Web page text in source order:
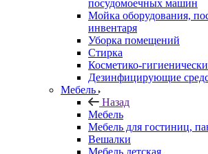
посудомоечных машин
Мойка оборудования,
инвентаря
Уборка помещений
Стирка
Косметико-
Дезинфицирующие
Мебель
Назад
Мебель
Мебель для гостиниц,
Вешалки
Мебель детская